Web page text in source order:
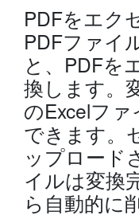
PDFをエク
PDFファイ
と、PDFを
換します。
のExcelフ
できます。
ップロード
イルは変換
ら自動的に